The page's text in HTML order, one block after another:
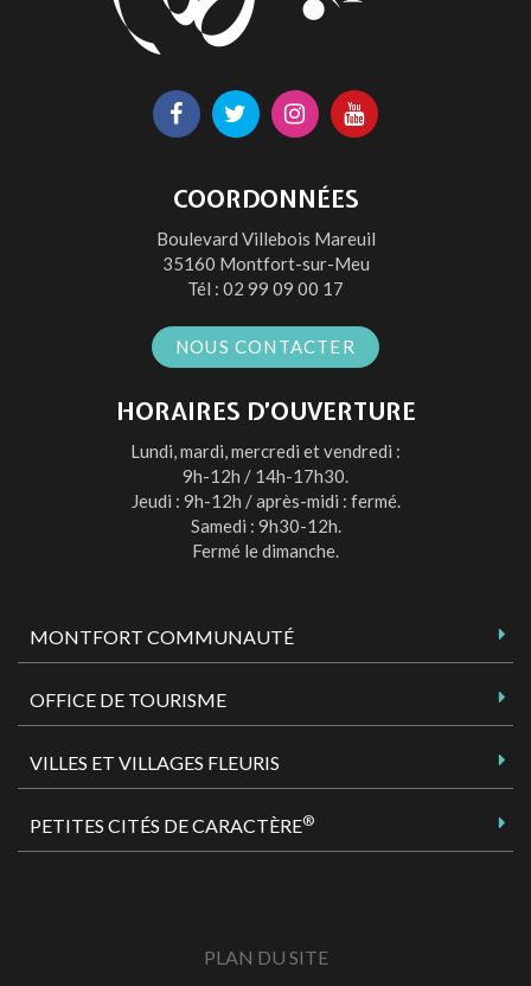
Lien
le
compte
Facebook
Lien
le
compte
Twitter
Lien
le
compte
Instagram
Lien
la
chaîne
Youtube
COORDONNÉES
Boulevard Villebois Mareuil
35160 Montfort-sur-Meu
Tél : 02 99 09 00 17
NOUS CONTACTER
HORAIRES D’OUVERTURE
Lundi, mardi, mercredi et vendredi :
9h-12h / 14h-17h30.
Jeudi : 9h-12h / après-midi : fermé.
Samedi : 9h30-12h.
Fermé le dimanche.
MONTFORT COMMUNAUTÉ
OFFICE DE TOURISME
VILLES ET VILLAGES FLEURIS
PETITES CITÉS DE CARACTÈRE®
PLAN DU SITE